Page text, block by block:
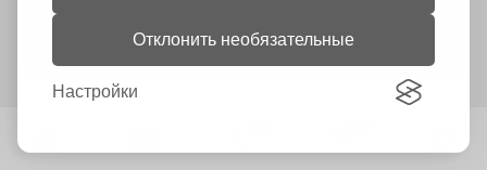
Отклонить необязательные
Настройки